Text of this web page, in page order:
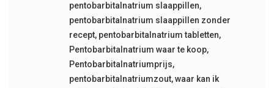
pentobarbitalnatrium slaappillen,
pentobarbitalnatrium slaappillen zonder
recept, pentobarbitalnatrium tabletten,
Pentobarbitalnatrium waar te koop,
Pentobarbitalnatriumprijs,
pentobarbitalnatriumzout,waar kan ik